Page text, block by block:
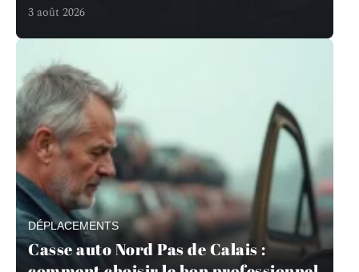
3 août 2026
DÉPLACEMENTS
Casse auto Nord Pas de Calais :